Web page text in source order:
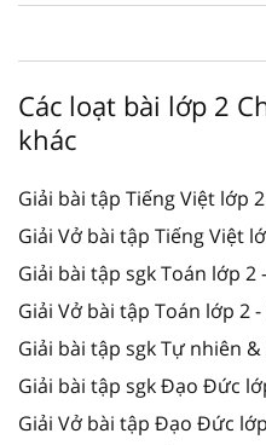
Các loạt bài lớp 2
khác
Giải bài tập Tiếng Việt lớp 2
Giải Vở bài tập Tiếng Việt
Giải bài tập sgk Toán lớp 2
Giải Vở bài tập Toán lớp 2 -
Giải bài tập sgk Tự nhiên &
Giải bài tập sgk Đạo Đức
Giải Vở bài tập Đạo Đức lớp